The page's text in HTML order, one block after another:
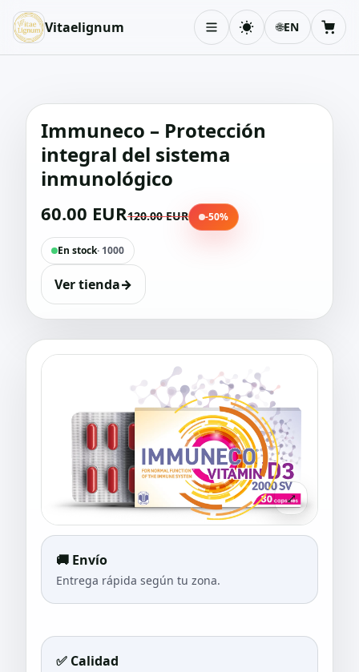
Vitaelignum Toggle theme
🌐EN Cart
Immuneco – Protección
integral del sistema
inmunológico
60.00 EUR120.00 EUR -50%
En stock· 1000
Ver tienda→
⤢
🚚 Envío
Entrega rápida según tu zona.
✅ Calidad